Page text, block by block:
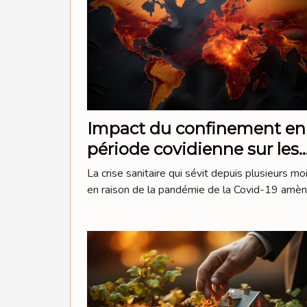
Impact du confinement en
période covidienne sur les
populations
La crise sanitaire qui sévit depuis plusieurs
en raison de la pandémie de la Covid-19